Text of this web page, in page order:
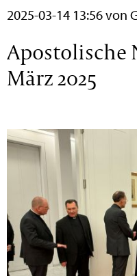
2025-03-14 13:56von
Apostolische
März 2025